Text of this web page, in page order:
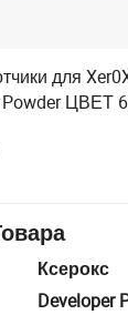
для
ЦВЕТ
Ксерокс
Developer